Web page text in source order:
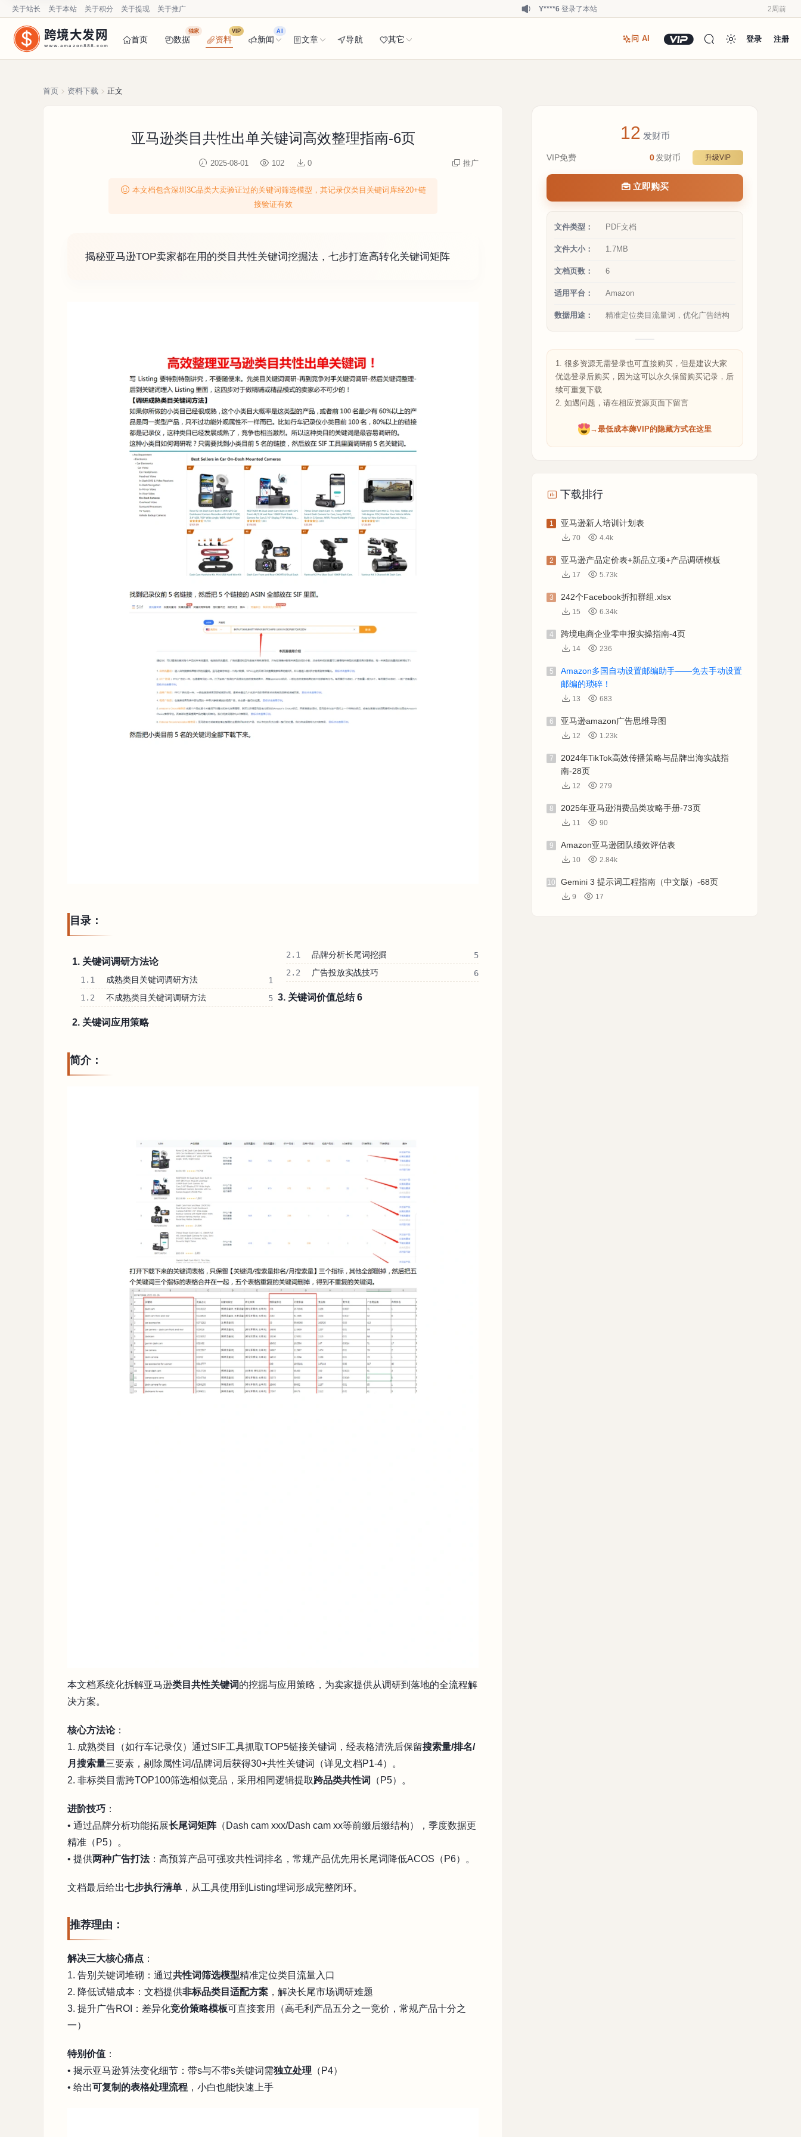
跨境大发网
www.amazon888.com
首页 数据
独家
资料
VIP
新闻
AI
文章 导航 其它 问 AI 登录 注册
关于站长 关于本站 关于积分 关于提现 关于推广 Y****6 登录了本站 2周前
3周前
登录了本站
首页 资料下载 正文
亚马逊类目共性出单关键词高效整理指南-6页
2025-08-01 102 0 推广
本文档包含深圳3C品类大卖验证过的关键词筛选模型，其记录仪类目关键词库经20+链
接验证有效
揭秘亚马逊TOP卖家都在用的类目共性关键词挖掘法，七步打造高转化关键词矩阵
目录：
1. 关键词调研方法论
1.1 成熟类目关键词调研方法
1
1.2
不成熟类目关键词调研方法 5
2. 关键词应用策略
2.1 品牌分析长尾词挖掘
5
2.2
广告投放实战技巧 6
3. 关键词价值总结 6
简介：
本文档系统化拆解亚马逊类目共性关键词 的挖掘与应用策略，为卖家提供从调研到落地的全流程解
决方案。
核心方法论：
1. 成熟类目（如行车记录仪）通过SIF工具抓取TOP5链接关键词，经表格清洗后保留搜索量/排名/
月搜索量三要素，剔除属性词/品牌词后获得30+共性关键词（详见文档P1-4）。
2. 非标类目需跨TOP100筛选相似竞品，采用相同逻辑提取跨品类共性词 （P5）。
进阶技巧 ：
• 通过品牌分析功能拓展长尾词矩阵（Dash cam xxx/Dash cam xx等前缀后缀结构），季度数据更
精准（P5）。
• 提供两种广告打法：高预算产品可强攻共性词排名，常规产品优先用长尾词降低ACOS（P6）。
文档最后给出七步执行清单 ，从工具使用到Listing埋词形成完整闭环。
推荐理由：
解决三大核心痛点 ：
1. 告别关键词堆砌：通过共性词筛选模型精准定位类目流量入口
2. 降低试错成本：文档提供非标品类目适配方案 ，解决长尾市场调研难题
3. 提升广告ROI：差异化竞价策略模板可直接套用（高毛利产品五分之一竞价，常规产品十分之
一）
特别价值 ：
• 揭示亚马逊算法变化细节：带s与不带s关键词需独立处理 （P4）
• 给出可复制的表格处理流程 ，小白也能快速上手
12 发财币
VIP免费 升级VIP
0发财币
立即购买
文件类型： PDF文档
文件大小： 1.7MB
文档页数： 6
适用平台： Amazon
数据用途： 精准定位类目流量词，优化广告结构
1. 很多资源无需登录也可直接购买，但是建议大家
优选登录后购买，因为这可以永久保留购买记录，后
续可重复下载
2. 如遇问题，请在相应资源页面下留言
→最低成本薅VIP的隐藏方式在这里
下载排行
1 亚马逊新人培训计划表
70 4.4k
2 亚马逊产品定价表+新品立项+产品调研模板
17 5.73k
3 242个Facebook折扣群组.xlsx
15 6.34k
4 跨境电商企业零申报实操指南-4页
14 236
5
Amazon多国自动设置邮编助手——免去手动设置
邮编的琐碎！
13 683
6 亚马逊amazon广告思维导图
12 1.23k
7
2024年TikTok高效传播策略与品牌出海实战指
南-28页
12 279
8 2025年亚马逊消费品类攻略手册-73页
11 90
9 Amazon亚马逊团队绩效评估表
10 2.84k
10 Gemini 3 提示词工程指南（中文版）-68页
9 17